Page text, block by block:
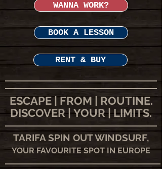
TARIFA SPIN OUT WINDSURF,
YOUR FAVOURITE SPOT IN EUROPE
RENT & BUY
ESCAPE | FROM | ROUTINE.
DISCOVER | YOUR | LIMITS.
BOOK A LESSON
WANNA WORK?